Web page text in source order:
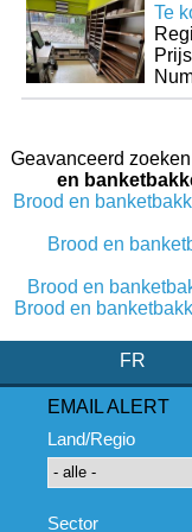
Te
Geavanceerd
en
Brood en
Brood en
Brood en
Brood en
FR
EMAIL ALERT
Land/Regio
Sector